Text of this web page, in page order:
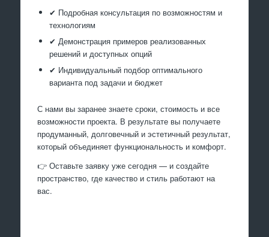
✔ Подробная консультация по возможностям и
технологиям
✔ Демонстрация примеров реализованных
решений и доступных опций
✔ Индивидуальный подбор оптимального
варианта под задачи и бюджет
С нами вы заранее знаете сроки, стоимость и все
возможности проекта. В результате вы получаете
продуманный, долговечный и эстетичный результат,
который объединяет функциональность и комфорт.
👉 Оставьте заявку уже сегодня — и создайте
пространство, где качество и стиль работают на
вас.